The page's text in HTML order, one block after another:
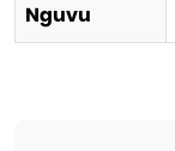
Nguvu